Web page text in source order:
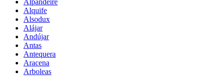
Alquife
Alsodux
Alájar
Andújar
Antas
Antequera
Aracena
Arboleas